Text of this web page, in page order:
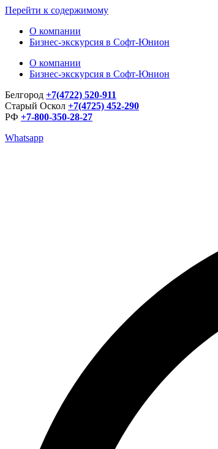
Перейти к содержимому
О компании
Бизнес-экскурсия в Софт-Юнион
О компании
Бизнес-экскурсия в Софт-Юнион
Белгород +7(4722) 520-911
Старый Оскол +7(4725) 452-290
РФ +7-800-350-28-27
Whatsapp